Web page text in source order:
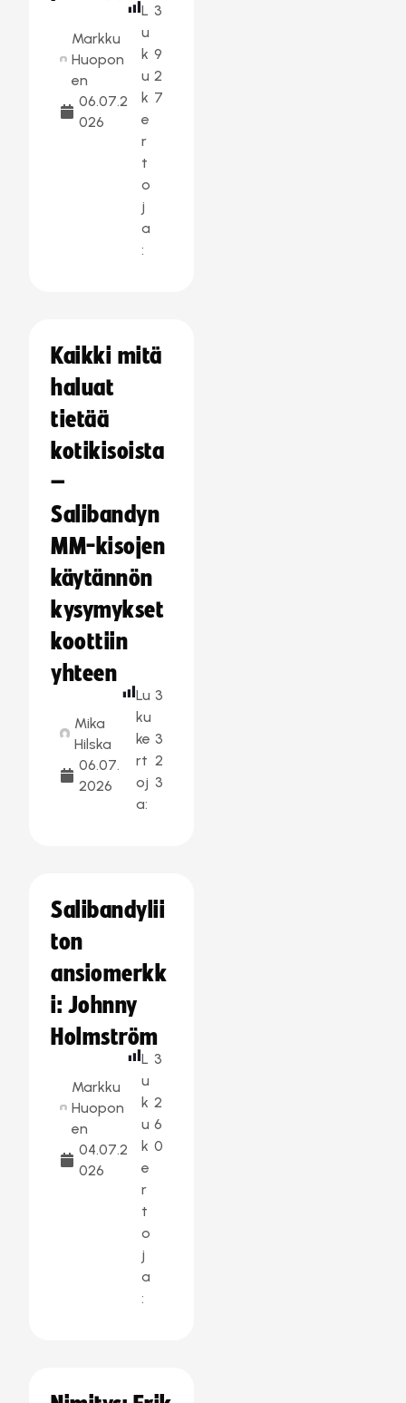
Markku
Huopon
en
06.07.2
026
L
u
k
u
k
e
r
t
o
j
a
:
3
9
2
7
Kaikki mitä
haluat
tietää
kotikisoista
–
Salibandyn
MM-kisojen
käytännön
kysymykset
koottiin
yhteen
Mika
Hilska
06.07.
2026
Lu
ku
ke
rt
oj
a:
3
3
2
3
Salibandylii
ton
ansiomerkk
i: Johnny
Holmström
Markku
Huopon
en
04.07.2
026
L
u
k
u
k
e
r
t
o
j
a
:
3
2
6
0